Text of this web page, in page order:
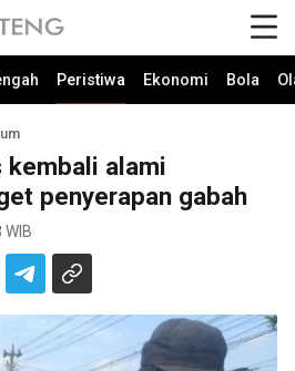
Peristiwa Ekonomi Bola
kembali alami
penyerapan gabah
WIB